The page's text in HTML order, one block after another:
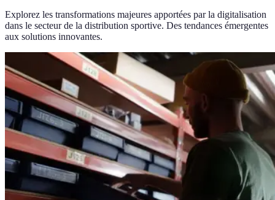
Explorez les transformations majeures apportées par la digitalisation
dans le secteur de la distribution sportive. Des tendances émergentes
aux solutions innovantes.